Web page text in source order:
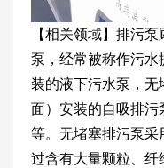
【相关领域】排污
泵，经常被称作污水
装的液下污水泵，无
面）安装的自吸排污
等。无堵塞排污泵采
过含有大量颗粒、纤